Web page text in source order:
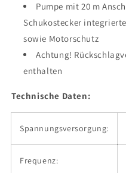
Pumpe mit 20 m
Schukostecker
sowie Motorschutz
Achtung!
enthalten
Technische Daten:
Spannungsversorgung:
Frequenz: